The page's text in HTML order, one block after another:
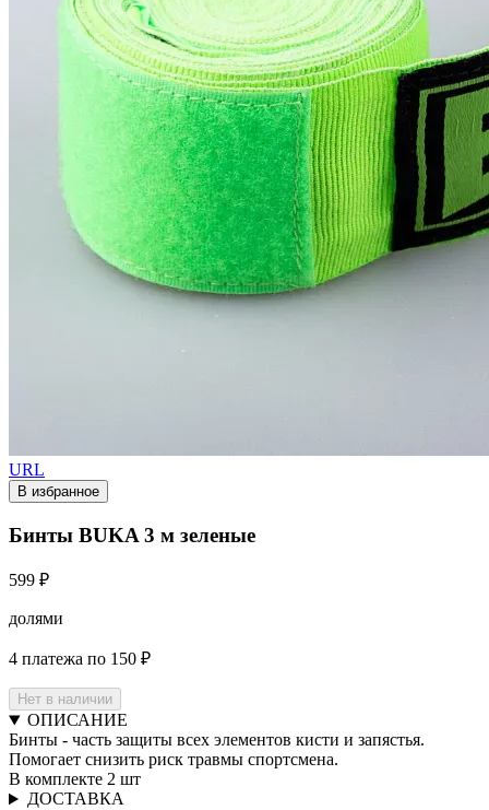
URL
В избранное
Бинты BUKA 3 м зеленые
599 ₽
долями
4 платежа по 150 ₽
Нет в наличии
ОПИСАНИЕ
Бинты - часть защиты всех элементов кисти и запястья.
Помогает снизить риск травмы спортсмена.
В комплекте 2 шт
ДОСТАВКА